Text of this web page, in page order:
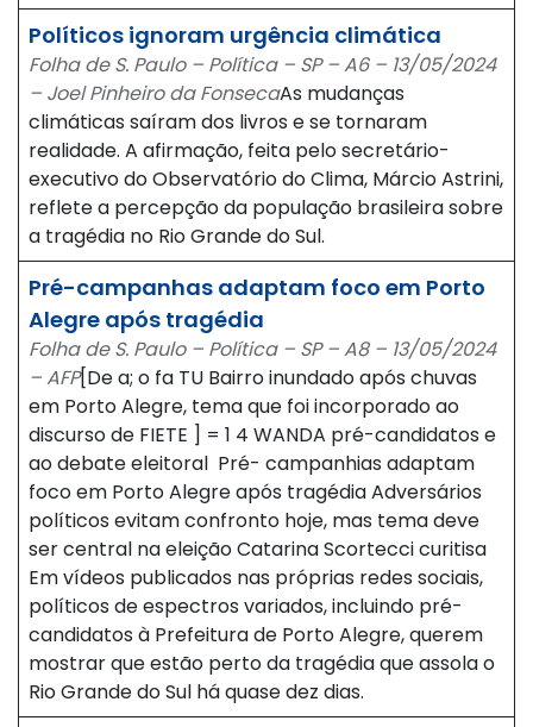
Políticos ignoram urgência climática
Folha de S. Paulo – Política – SP – A6 – 13/05/2024
– Joel Pinheiro da FonsecaAs mudanças
climáticas saíram dos livros e se tornaram
realidade. A afirmação, feita pelo secretário-
executivo do Observatório do Clima, Márcio Astrini,
reflete a percepção da população brasileira sobre
a tragédia no Rio Grande do Sul.
Pré-campanhas adaptam foco em Porto
Alegre após tragédia
Folha de S. Paulo – Política – SP – A8 – 13/05/2024
– AFP[De a; o fa TU Bairro inundado após chuvas
em Porto Alegre, tema que foi incorporado ao
discurso de FIETE ] = 1 4 WANDA pré-candidatos e
ao debate eleitoral Pré- campanhias adaptam
foco em Porto Alegre após tragédia Adversários
políticos evitam confronto hoje, mas tema deve
ser central na eleição Catarina Scortecci curitisa
Em vídeos publicados nas próprias redes sociais,
políticos de espectros variados, incluindo pré-
candidatos à Prefeitura de Porto Alegre, querem
mostrar que estão perto da tragédia que assola o
Rio Grande do Sul há quase dez dias.